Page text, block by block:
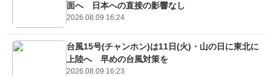
面へ 日本への直接の影響なし
2026.08.09 16:24
台風15号(チャンホン)は11日(火)・山の日に東北に
上陸へ 早めの台風対策を
2026.08.09 16:23